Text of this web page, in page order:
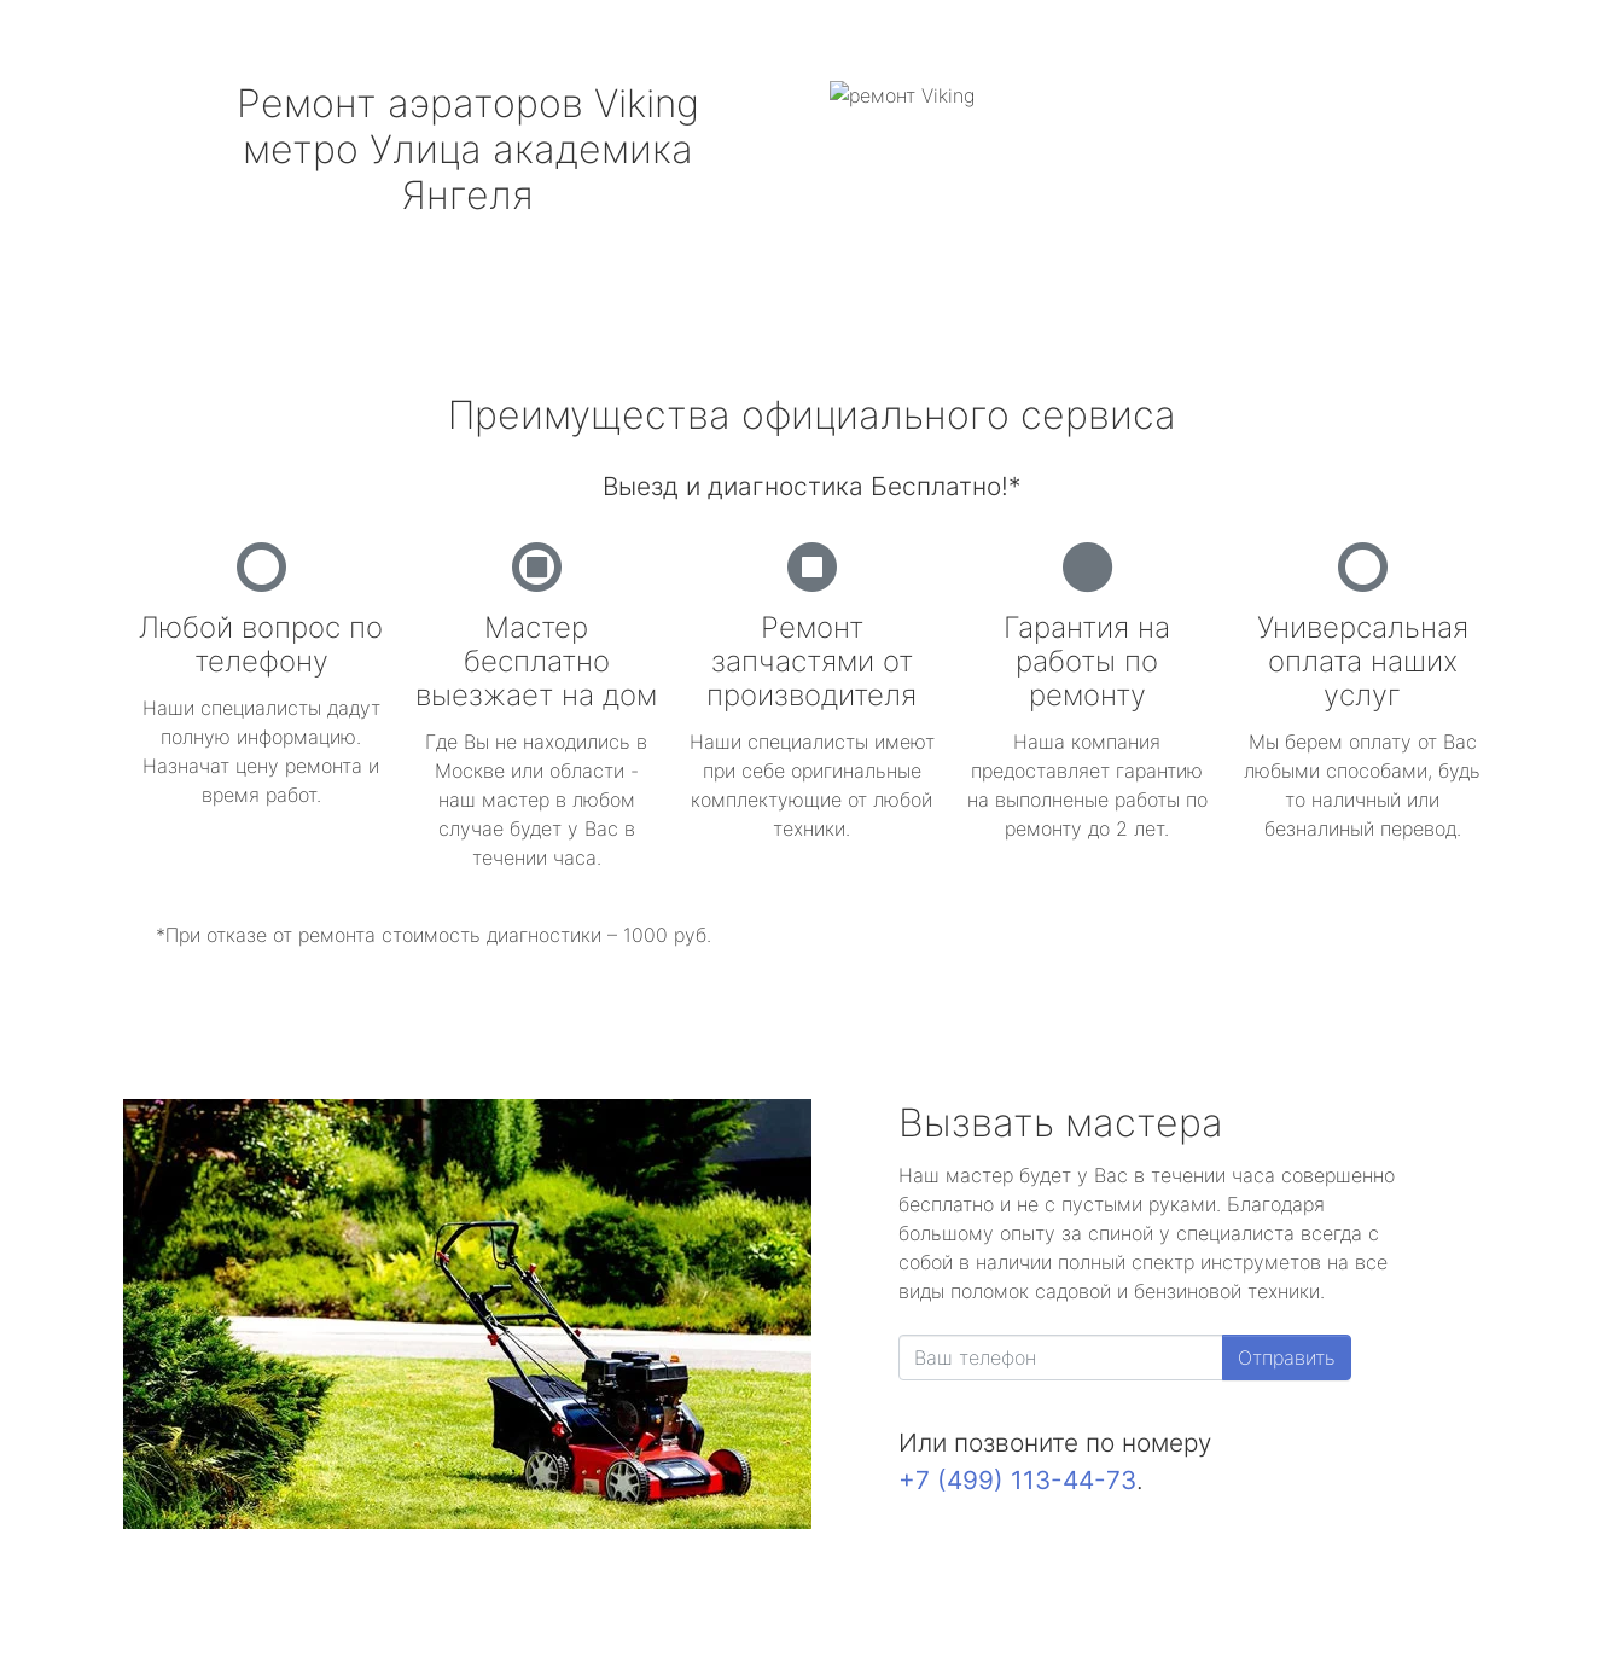
Ремонт аэраторов Viking
метро Улица академика
Янгеля
Преимущества официального сервиса
Выезд и диагностика Бесплатно!*
Любой вопрос по
телефону
Наши специалисты дадут
полную информацию.
Назначат цену ремонта и
время работ.
Мастер
бесплатно
выезжает на дом
Где Вы не находились в
Москве или области -
наш мастер в любом
случае будет у Вас в
течении часа.
Ремонт
запчастями от
производителя
Наши специалисты имеют
при себе оригинальные
комплектующие от любой
техники.
Гарантия на
работы по
ремонту
Наша компания
предоставляет гарантию
на выполненые работы по
ремонту до 2 лет.
Универсальная
оплата наших
услуг
Мы берем оплату от Вас
любыми способами, будь
то наличный или
безналиный перевод.
*При отказе от ремонта стоимость диагностики – 1000 руб.
Вызвать мастера
Наш мастер будет у Вас в течении часа совершенно
бесплатно и не с пустыми руками. Благодаря
большому опыту за спиной у специалиста всегда с
собой в наличии полный спектр инструметов на все
виды поломок садовой и бензиновой техники.
Отправить
Или позвоните по номеру
+7 (499) 113-44-73.